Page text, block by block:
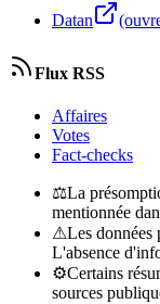
Datan
Flux RSS
Affaires
Votes
Fact-checks
⚖La
mentionnée
⚠Les données
L'absence
⚙Certains
sources